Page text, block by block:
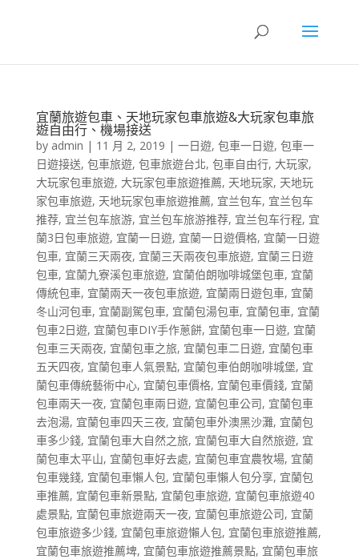
宜蘭旅遊包車、天地玩家包車旅遊&大玩家包車旅
遊自由行、機場接送
by admin | 11 月 2, 2019 | 一日遊, 包車一日遊, 包車一
日遊接送, 包車旅遊, 包車旅遊台北, 包車自由行, 大玩家,
大玩家包車旅遊, 大玩家包車旅遊推薦, 天地玩家, 天地玩
家包車旅遊, 天地玩家包車旅遊推薦, 宜兰包车, 宜兰包车
推荐, 宜兰包车旅游, 宜兰包车旅游推荐, 宜兰包车行程, 宜
蘭3日包車旅遊, 宜蘭一日遊, 宜蘭一日遊價格, 宜蘭一日遊
包車, 宜蘭三天兩夜, 宜蘭三天兩夜包車旅遊, 宜蘭三日遊
包車, 宜蘭九寮溪包車旅遊, 宜蘭伯朗咖啡城堡包車, 宜蘭
傳統包車, 宜蘭兩天一夜包車旅遊, 宜蘭兩日遊包車, 宜蘭
冬山河包車, 宜蘭副駕包車, 宜蘭包湯包車, 宜蘭包車, 宜蘭
包車2日遊, 宜蘭包車DIY手作蔥餅, 宜蘭包車一日遊, 宜蘭
包車三天兩夜, 宜蘭包車之旅, 宜蘭包車二日遊, 宜蘭包車
五天四夜, 宜蘭包車人氣景點, 宜蘭包車伯朗咖啡城堡, 宜
蘭包車傳統藝術中心, 宜蘭包車價格, 宜蘭包車價錢, 宜蘭
包車兩天一夜, 宜蘭包車兩日遊, 宜蘭包車公司, 宜蘭包車
去泡湯, 宜蘭包車四天三夜, 宜蘭包車外澳黑沙灘, 宜蘭包
車多少錢, 宜蘭包車大自然之旅, 宜蘭包車大自然旅遊, 宜
蘭包車太平山, 宜蘭包車好去處, 宜蘭包車宜農牧場, 宜蘭
包車幾錢, 宜蘭包車懶人包, 宜蘭包車懶人包分享, 宜蘭包
車推薦, 宜蘭包車新景點, 宜蘭包車旅遊, 宜蘭包車旅遊40
處景點, 宜蘭包車旅遊兩天一夜, 宜蘭包車旅遊公司, 宜蘭
包車旅遊多少錢, 宜蘭包車旅遊懶人包, 宜蘭包車旅遊推薦,
宜蘭包車旅遊推薦埤, 宜蘭包車旅遊推薦景點, 宜蘭包車旅